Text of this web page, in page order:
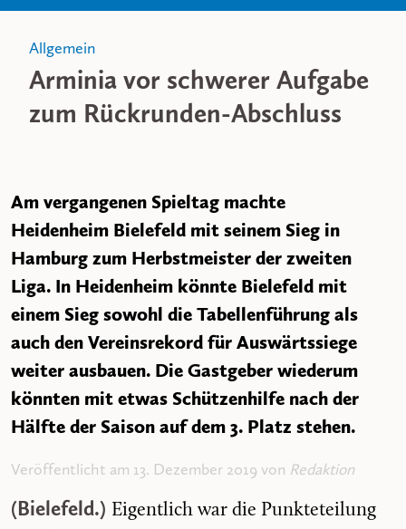
Allgemein
Arminia vor schwerer Aufgabe
zum Rückrunden-Abschluss
Am vergangenen Spieltag machte
Heidenheim Bielefeld mit seinem Sieg in
Hamburg zum Herbstmeister der zweiten
Liga. In Heidenheim könnte Bielefeld mit
einem Sieg sowohl die Tabellenführung als
auch den Vereinsrekord für Auswärtssiege
weiter ausbauen. Die Gastgeber wiederum
könnten mit etwas Schützenhilfe nach der
Hälfte der Saison auf dem 3. Platz stehen.
Veröffentlicht am 13. Dezember 2019 von Redaktion
(Bielefeld.) Eigentlich war die Punkteteilung